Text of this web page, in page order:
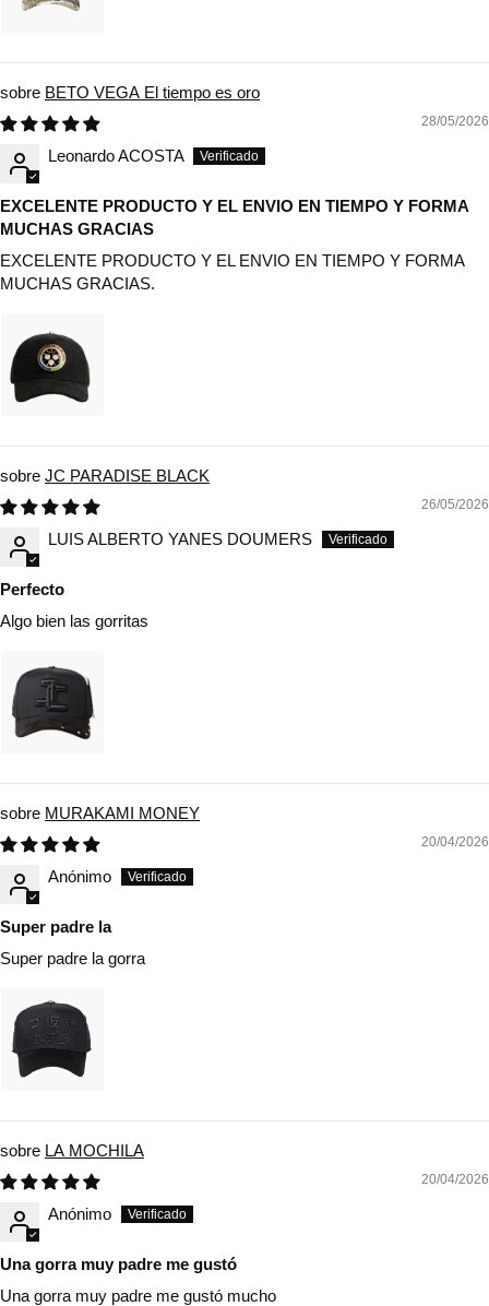
BETO VEGA El tiempo es oro
28/05/2026
Leonardo ACOSTA
EXCELENTE PRODUCTO Y EL ENVIO EN TIEMPO Y FORMA
MUCHAS GRACIAS
EXCELENTE PRODUCTO Y EL ENVIO EN TIEMPO Y FORMA
MUCHAS GRACIAS.
JC PARADISE BLACK
26/05/2026
LUIS ALBERTO YANES DOUMERS
Perfecto
Algo bien las gorritas
MURAKAMI MONEY
20/04/2026
Anónimo
Super padre la
Super padre la gorra
LA MOCHILA
20/04/2026
Anónimo
Una gorra muy padre me gustó
Una gorra muy padre me gustó mucho